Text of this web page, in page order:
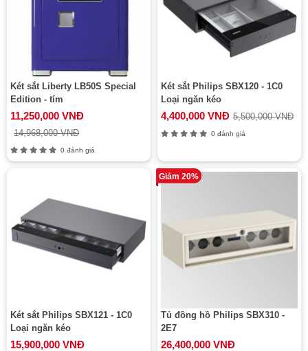
Két sắt Liberty LB50S Special
Edition - tím
11,250,000 VNĐ
14,968,000 VNĐ
0 đánh giá
Két sắt Philips SBX120 - 1C0
Loại ngăn kéo
4,400,000 VNĐ 5,500,000 VNĐ
0 đánh giá
Két sắt Philips SBX121 - 1C0
Loại ngăn kéo
15,900,000 VNĐ
Giảm 20%
Tủ đồng hồ Philips SBX310 -
2E7
26,400,000 VNĐ